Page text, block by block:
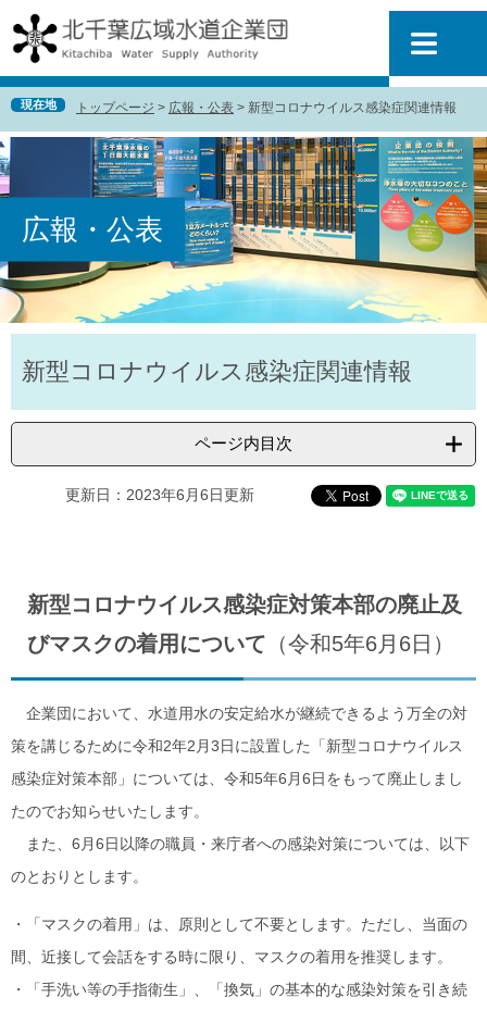
ー
ジ
の
先
で
す
。
ニ
ュ
ー
を
ば
し
て
へ
現在地 トップページ > 広報・公表 > 新型コロナウイルス感染症関連情報
広報・公表
文新型コロナウイルス感染症関連情報
ページ内目次
更新日：2023年6月6日更新
新型コロナウイルス感染症対策本部の廃止及
びマスクの着用について （令和5年6月6日）
企業団において、水道用水の安定給水が継続できるよう万全の対
策を講じるために令和2年2月3日に設置した「新型コロナウイルス
感染症対策本部」については、令和5年6月6日をもって廃止しまし
たのでお知らせいたします。
また、6月6日以降の職員・来庁者への感染対策については、以下
のとおりとします。
・「マスクの着用」は、原則として不要とします。ただし、当面の
間、近接して会話をする時に限り、マスクの着用を推奨します。
​・「手洗い等の手指衛生」、「換気」の基本的な感染対策を引き続